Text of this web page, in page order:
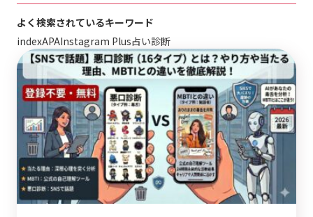
よく検索されているキーワード
indexAPAInstagram Plus占い診断